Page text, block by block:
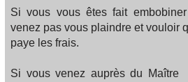
Si vous vous êtes fait
venez pas vous plaindre et vouloir
paye les frais.
Si vous venez auprès du Maître